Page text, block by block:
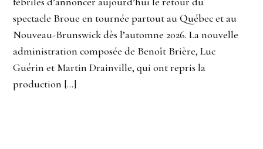
spectacle Broue en tournée partout au Québec et au
Nouveau-Brunswick dès l’automne 2026. La nouvelle
administration composée de Benoît Brière, Luc
Guérin et Martin Drainville, qui ont repris la
production […]